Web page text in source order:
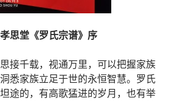
思堂《罗氏宗谱》序
接千载，视通万里，可以把握家族
悉家族立足于世的永恒智慧。罗氏
途的，有高歌猛进的岁月，也有举